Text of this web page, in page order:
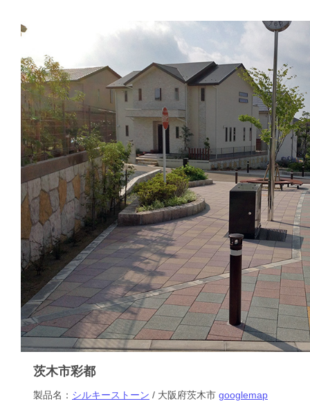
茨木市彩都
製品名： シルキーストーン / 大阪府茨木市 googlemap